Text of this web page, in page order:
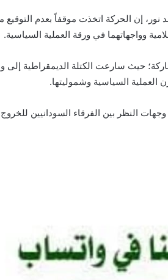
إن الحركة اتخذت موقفاً بعدم التوقيع
وواجهاتهما في ورقة العملية السياسية.
حيث سارعت الكتلة الديمقراطية
السياسية وشموليتها.
وجهات النظر بين الفرقاء السودانيين